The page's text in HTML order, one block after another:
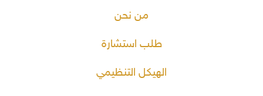
من نحن
طلب استشارة
الهيكل التنظيمي